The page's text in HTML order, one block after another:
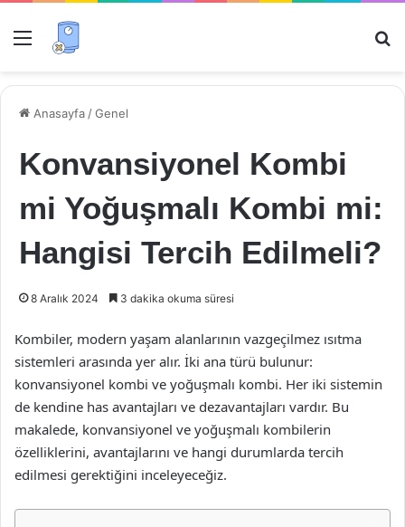
Menü
Anasayfa /Genel
Konvansiyonel Kombi
mi Yoğuşmalı Kombi mi:
Hangisi Tercih Edilmeli?
8 Aralık 2024 3 dakika okuma süresi
Kombiler, modern yaşam alanlarının vazgeçilmez ısıtma
sistemleri arasında yer alır. İki ana türü bulunur:
konvansiyonel kombi ve yoğuşmalı kombi. Her iki sistemin
de kendine has avantajları ve dezavantajları vardır. Bu
makalede, konvansiyonel ve yoğuşmalı kombilerin
özelliklerini, avantajlarını ve hangi durumlarda tercih
edilmesi gerektiğini inceleyeceğiz.